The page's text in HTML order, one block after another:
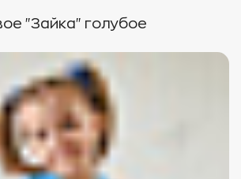
"Зайка" голубое